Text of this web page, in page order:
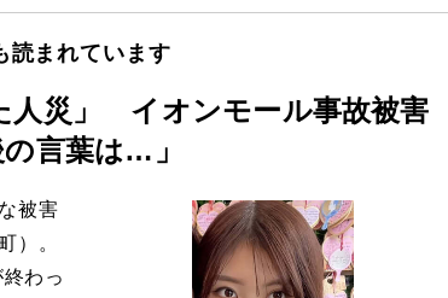
読まれています
人災」 イオンモール事故被害
言葉は…」
被害
）。
わっ